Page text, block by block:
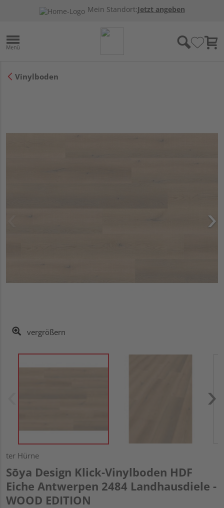
Mein Standort:Jetzt angeben
Vinylboden
vergrößern
ter Hürne
Sōya Design Klick-Vinylboden HDF
Eiche Antwerpen 2484 Landhausdiele -
WOOD EDITION